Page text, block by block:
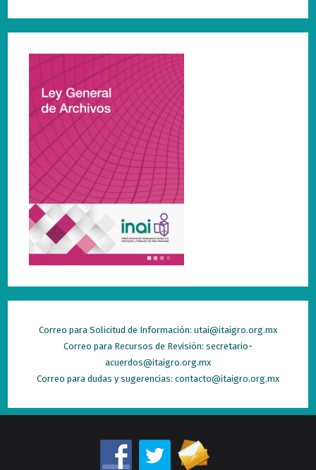
Correo para Solicitud de Información: utai@itaigro.org.mx
Correo para Recursos de Revisión: secretario-
acuerdos@itaigro.org.mx
Correo para dudas y sugerencias: contacto@itaigro.org.mx